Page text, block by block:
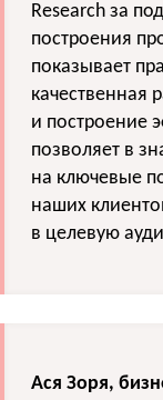
Research за
построения
показывает
качественная
и построение
позволяет в
на ключевые
наших
в целевую
Ася Зоря,